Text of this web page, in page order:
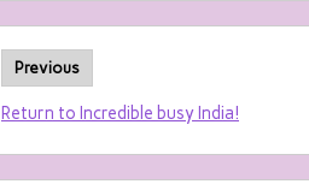
Previous
Return to Incredible busy India!